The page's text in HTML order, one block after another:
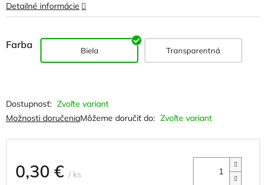
Farba Biela Transparentná
Zvoľte variant
Môžeme doručiť do: Zvoľte variant
Možnosti doručenia
0,30 € / ks
Detailné informácie